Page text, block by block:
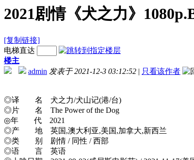
2021剧情《犬之力》
[复制链接]
电梯直达
楼主
admin 发表于 2021-12-3 03:12:52 | 只看该作者
◎译 名 犬之力/犬山记(港/台)
◎片 名 The Power of the Dog
◎年 代 2021
◎产 地 英国,澳大利亚,美国,加拿大,新西兰
◎类 别 剧情 / 同性 / 西部
◎语 言 英语